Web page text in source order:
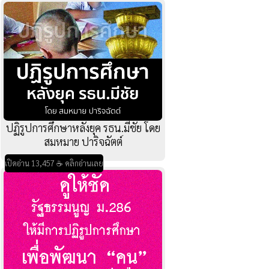
ปฏิรูปการศึกษาหลังยุค รธน.มีชัย โดย
สมหมาย ปาริจฉัตต์
เปิดอ่าน 13,457 ☕ คลิกอ่านเลย